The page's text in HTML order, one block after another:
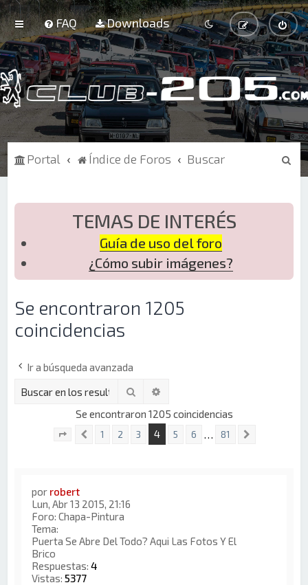
FAQ Downloads
Portal Índice de Foros Buscar
B
TEMAS DE INTERÉS
Guía de uso del foro
¿Cómo subir imágenes?
Se encontraron 1205
coincidencias
Ir a búsqueda avanzada
Buscar
Se encontraron 1205 coincidencias
Página 4 de
Anterior
1 2 3 4 5 6 81
por robert
Lun, Abr 13 2015, 21:16
Foro:Chapa-Pintura
Tema:
Puerta Se Abre Del Todo? Aqui Las Fotos Y El
Brico
Respuestas:4
Vistas:5377